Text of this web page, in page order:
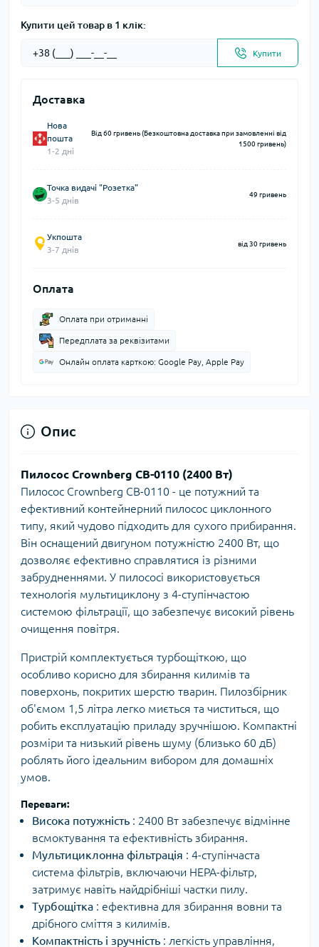
Купити цей товар в 1 клік:
Купити
Доставка
Нова
пошта
1-2 дні
Від 60 гривень (Безкоштовна доставка при замовленні від
1500 гривень)
Точка видачі "Розетка"
3-5 днів
49 гривень
Укпошта
3-7 днів
від 30 гривень
Оплата
Оплата при отриманні
Передплата за реквізитами
Онлайн оплата карткою: Google Pay, Apple Pay
Опис
Пилосос Crownberg CB-0110 (2400 Вт)
Пилосос Crownberg CB-0110 - це потужний та
ефективний контейнерний пилосос циклонного
типу, який чудово підходить для сухого прибирання.
Він оснащений двигуном потужністю 2400 Вт, що
дозволяє ефективно справлятися із різними
забрудненнями. У пилососі використовується
технологія мультициклону з 4-ступінчастою
системою фільтрації, що забезпечує високий рівень
очищення повітря.
Пристрій комплектується турбощіткою, що
особливо корисно для збирання килимів та
поверхонь, покритих шерстю тварин. Пилозбірник
об'ємом 1,5 літра легко миється та чиститься, що
робить експлуатацію приладу зручнішою. Компактні
розміри та низький рівень шуму (близько 60 дБ)
роблять його ідеальним вибором для домашніх
умов.
Переваги:
Висока потужність : 2400 Вт забезпечує відмінне
всмоктування та ефективність збирання.
Мультициклонна фільтрація : 4-ступінчаста
система фільтрів, включаючи НЕРА-фільтр,
затримує навіть найдрібніші частки пилу.
Турбощітка : ефективна для збирання вовни та
дрібного сміття з килимів.
Компактність і зручність : легкість управління,